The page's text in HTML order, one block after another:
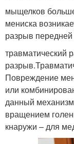
мыщелков
мениска
разрыв передней
травматический
Повреждение
или
данный
вращением
кнаружи – для